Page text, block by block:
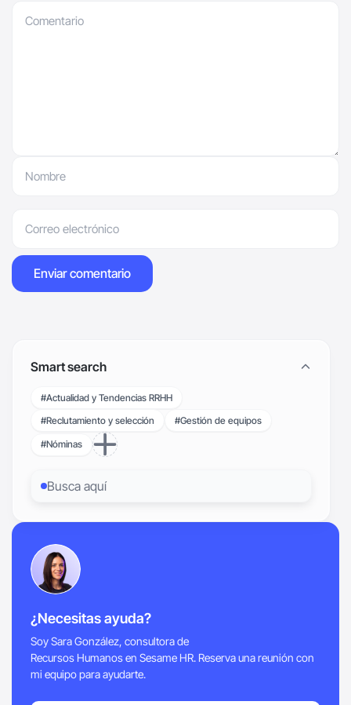
Smart search
#Actualidad y Tendencias RRHH
#Reclutamiento y selección
#Gestión de equipos
#Nóminas
¿Necesitas ayuda?
Soy Sara González, consultora de
Recursos Humanos en Sesame HR. Reserva una reunión con
mi equipo para ayudarte.